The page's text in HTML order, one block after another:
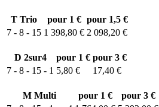
T Trio pour 1 € pour 1,5 €
7 - 8 - 15 1 398,80 € 2 098,20 €
D 2sur4 pour 1 € pour 3 €
7 - 8 - 15 - 1 5,80 € 17,40 €
M Multi pour 1 €
pour 3 €